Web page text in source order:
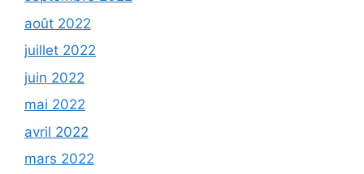
août 2022
juillet 2022
juin 2022
mai 2022
avril 2022
mars 2022